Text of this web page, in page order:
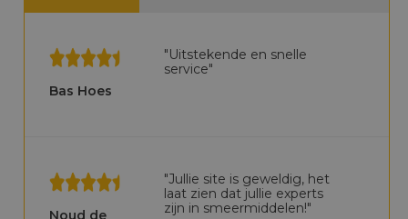
Bas Hoes
"Uitstekende en snelle
service"
Noud de
"Jullie site is geweldig, het
laat zien dat jullie experts
zijn in smeermiddelen!"